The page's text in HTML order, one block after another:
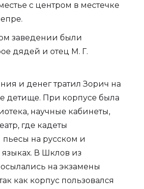
с центром в местечке
заведении были
дядей и отец М. Г.
и денег тратил Зорич на
детище. При корпусе была
научные кабинеты,
где кадеты
на русском и
В Шклов из
на экзамены
как корпус пользовался